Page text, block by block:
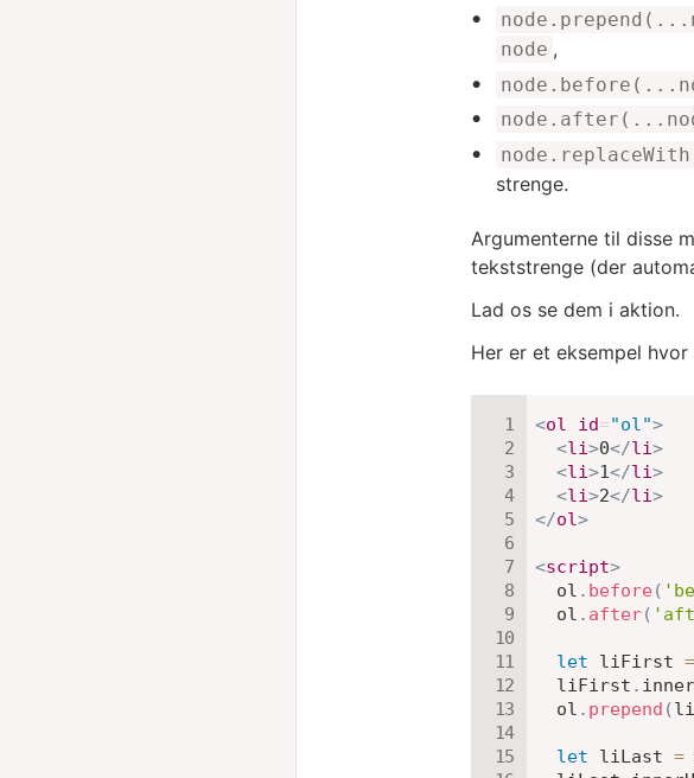
node ,
strenge.
Argumenterne til disse
tekststrenge (der
Lad os se dem i aktion.
Her er et eksempel
<ol id="ol">
<li>0</li>
<li>1</li>
<li>2</li>
</ol>
<script>
  ol
. before (
  ol
. after(
let liFirst =
  liFirst
.
  ol
. prepend (
let liLast =